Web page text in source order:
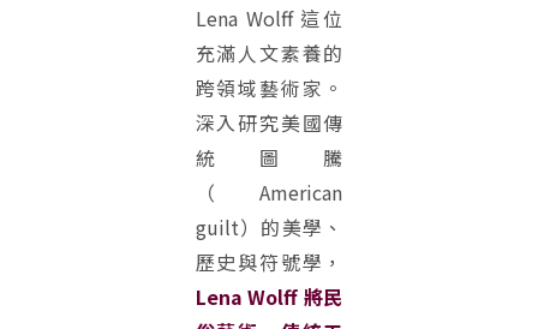
Lena Wolff 這位
充滿人文素養的
跨領域藝術家。
深入研究美國傳
統圖騰
（American
guilt）的美學、
歷史與符號學，
Lena Wolff 將民